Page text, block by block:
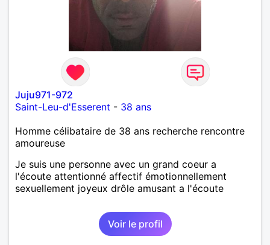
Juju971-972
Saint-Leu-d'Esserent - 38 ans
Homme célibataire de 38 ans recherche rencontre
amoureuse
Je suis une personne avec un grand coeur a
l'écoute attentionné affectif émotionnellement
sexuellement joyeux drôle amusant a l'écoute
Voir le profil